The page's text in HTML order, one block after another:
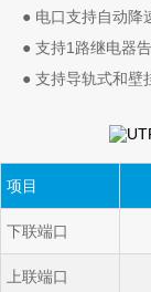
● 电口支持自动降
● 支持1路继电器
● 支持导轨式和壁
项目
下联端口
上联端口